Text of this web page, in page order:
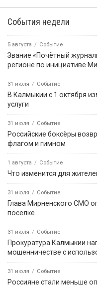
События недели
5 августа Событие
Звание «Почётный
регионе по инициативе
31 июля Событие
В Калмыкии с 1 октября
услуги
31 июля Событие
Российские боксёры
флагом и гимном
1 августа Событие
Что изменится для
31 июля Событие
Глава Мирненского СМО
посёлке
31 июля Событие
Прокуратура Калмыкии
мошенничестве с
31 июля Событие
Россияне стали меньше